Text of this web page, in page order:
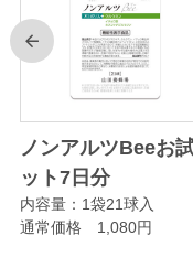
前
ノンアルツBeeお
ット7日分
内容量：1袋21球入
通常価格 1,080円